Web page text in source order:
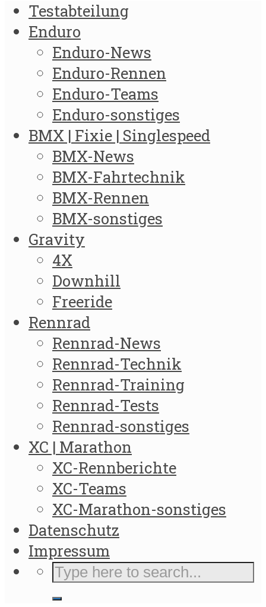
Testabteilung
Enduro
Enduro-News
Enduro-Rennen
Enduro-Teams
Enduro-sonstiges
BMX | Fixie | Singlespeed
BMX-News
BMX-Fahrtechnik
BMX-Rennen
BMX-sonstiges
Gravity
4X
Downhill
Freeride
Rennrad
Rennrad-News
Rennrad-Technik
Rennrad-Training
Rennrad-Tests
Rennrad-sonstiges
XC | Marathon
XC-Rennberichte
XC-Teams
XC-Marathon-sonstiges
Datenschutz
Impressum